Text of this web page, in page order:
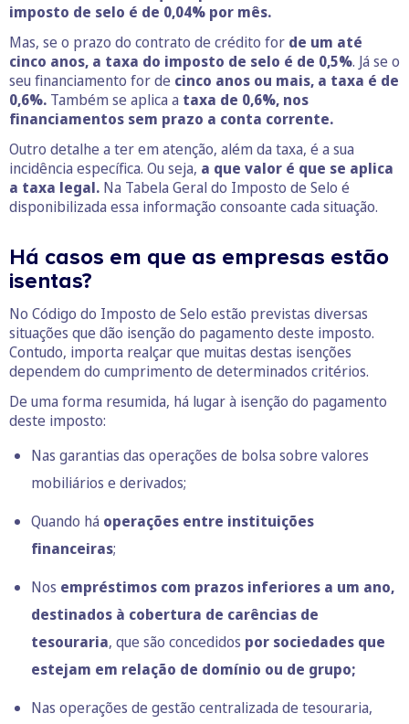
imposto de selo é de 0,04% por mês.
Mas, se o prazo do contrato de crédito for de um até
cinco anos, a taxa do imposto de selo é de 0,5%. Já se o
seu financiamento for de cinco anos ou mais, a taxa é de
0,6%. Também se aplica a taxa de 0,6%, nos
financiamentos sem prazo a conta corrente.
Outro detalhe a ter em atenção, além da taxa, é a sua
incidência específica. Ou seja, a que valor é que se aplica
a taxa legal. Na Tabela Geral do Imposto de Selo é
disponibilizada essa informação consoante cada situação.
Há casos em que as empresas estão
isentas?
No Código do Imposto de Selo estão previstas diversas
situações que dão isenção do pagamento deste imposto.
Contudo, importa realçar que muitas destas isenções
dependem do cumprimento de determinados critérios.
De uma forma resumida, há lugar à isenção do pagamento
deste imposto:
Nas garantias das operações de bolsa sobre valores
mobiliários e derivados;
Quando há operações entre instituições
financeiras;
Nos empréstimos com prazos inferiores a um ano,
destinados à cobertura de carências de
tesouraria, que são concedidos por sociedades que
estejam em relação de domínio ou de grupo;
Nas operações de gestão centralizada de tesouraria,